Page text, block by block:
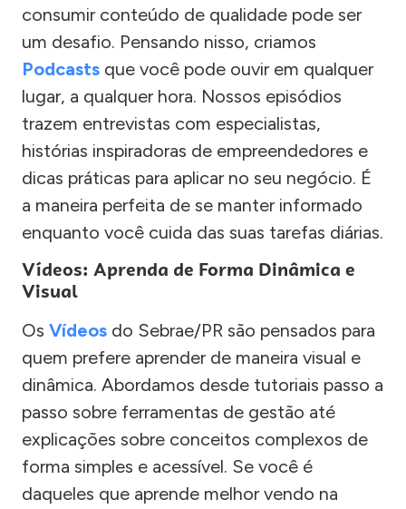
consumir conteúdo de qualidade pode ser
um desafio. Pensando nisso, criamos
Podcasts que você pode ouvir em qualquer
lugar, a qualquer hora. Nossos episódios
trazem entrevistas com especialistas,
histórias inspiradoras de empreendedores e
dicas práticas para aplicar no seu negócio. É
a maneira perfeita de se manter informado
enquanto você cuida das suas tarefas diárias.
Vídeos: Aprenda de Forma Dinâmica e
Visual
Os Vídeos do Sebrae/PR são pensados para
quem prefere aprender de maneira visual e
dinâmica. Abordamos desde tutoriais passo a
passo sobre ferramentas de gestão até
explicações sobre conceitos complexos de
forma simples e acessível. Se você é
daqueles que aprende melhor vendo na